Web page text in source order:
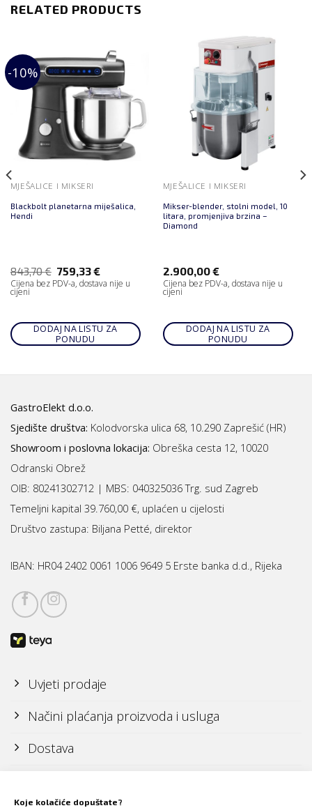
Koje kolačiće dopuštate?
RELATED PRODUCTS
-10%
MJEŠALICE I MIKSERI
Blackbolt planetarna miješalica,
Hendi
843,70€ 759,33€
Cijena bez PDV-a, dostava nije u
cijeni
DODAJ NA LISTU ZA
PONUDU
MJEŠALICE I MIKSERI
Mikser-blender, stolni model, 10
litara, promjenjiva brzina –
Diamond
2.900,00€
Cijena bez PDV-a, dostava nije u
cijeni
DODAJ NA LISTU ZA
PONUDU
GastroElekt d.o.o.
Sjedište društva: Kolodvorska ulica 68, 10.290 Zaprešić (HR)
Showroom i poslovna lokacija: Obreška cesta 12, 10020
Odranski Obrež
OIB: 80241302712 | MBS: 040325036 Trg. sud Zagreb
Temeljni kapital 39.760,00 €, uplaćen u cijelosti
Društvo zastupa: Biljana Petté, direktor
IBAN: HR04 2402 0061 1006 9649 5 Erste banka d.d., Rijeka
Uvjeti prodaje
Načini plaćanja proizvoda i usluga
Dostava